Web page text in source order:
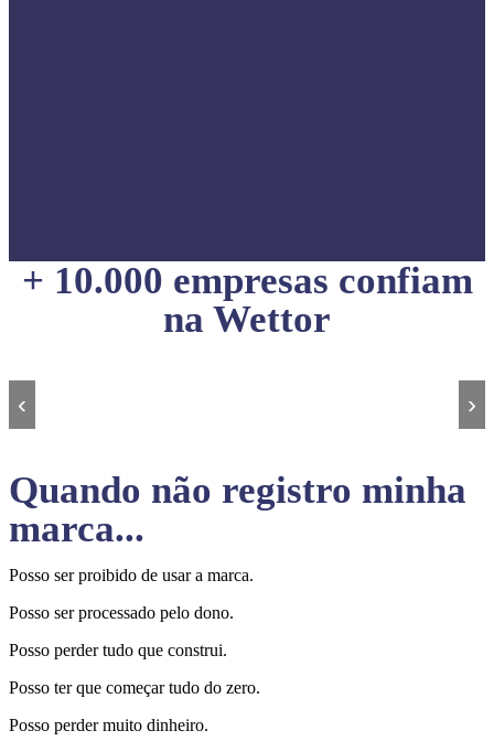
+ 10.000 empresas confiam
na Wettor
‹ ›
Quando não registro minha
marca...
Posso ser proibido de usar a marca.
Posso ser processado pelo dono.
Posso perder tudo que construi.
Posso ter que começar tudo do zero.
Posso perder muito dinheiro.